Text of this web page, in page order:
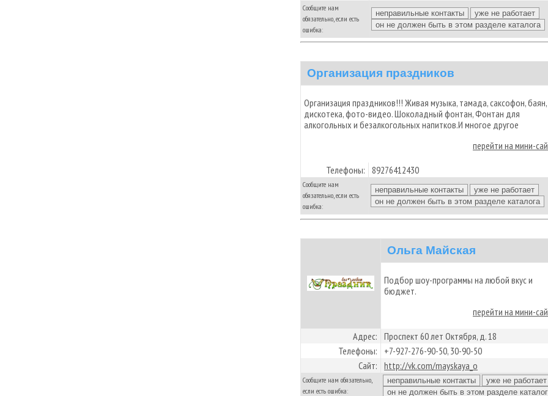
Сообщите нам
обязательно, если есть
ошибка:
Организация праздников
Организация праздников!!! Живая музыка, тамада, саксофон, баян,
дискотека, фото-видео. Шоколадный фонтан, Фонтан для
алкогольных и безалкогольных напитков.И многое другое
перейти на мини-
Телефоны: 89276412430
Сообщите нам
обязательно, если есть
ошибка:
Ольга Майская
Подбор шоу-программы на любой вкус и
бюджет.
перейти на мини-
Адрес: Проспект 60 лет Октября, д. 18
Телефоны:
+7-927-276-90-50, 30-90-50
Сайт: http://vk.com/mayskaya_o
Сообщите нам обязательно,
если есть ошибка: